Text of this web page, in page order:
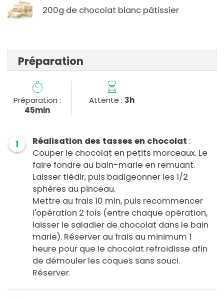
200g de chocolat blanc pâtissier
Préparation
Préparation :
45min
Attente : 3h
1 Réalisation des tasses en chocolat :
Couper le chocolat en petits morceaux. Le
faire fondre au bain-marie en remuant.
Laisser tiédir, puis badigeonner les 1/2
sphères au pinceau.
Mettre au frais 10 min, puis recommencer
l'opération 2 fois (entre chaque opération,
laisser le saladier de chocolat dans le bain
marie). Réserver au frais au minimum 1
heure pour que le chocolat refroidisse afin
de démouler les coques sans souci.
Réserver.